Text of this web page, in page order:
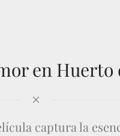
en Huerto
captura la